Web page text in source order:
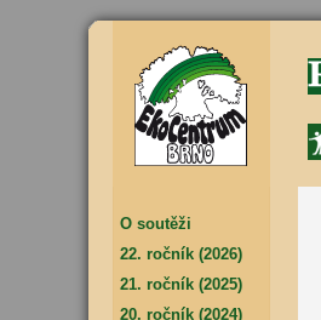
O soutěži
22. ročník (2026)
21. ročník (2025)
20. ročník (2024)